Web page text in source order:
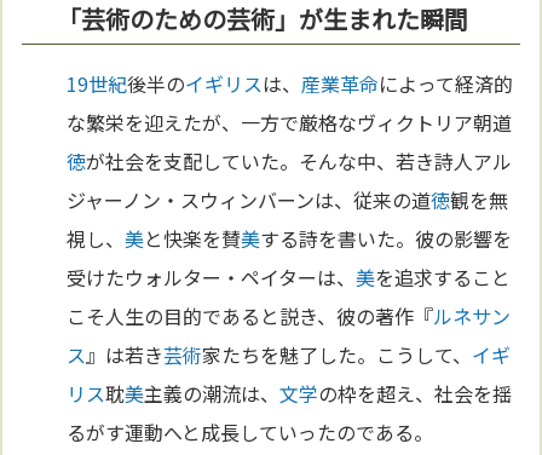
「芸術のための芸術」が生まれた瞬間
19世紀後半のイギリスは、産業革命によって経済的
な繁栄を迎えたが、一方で厳格なヴィクトリア朝道
徳が社会を支配していた。そんな中、若き詩人アル
ジャーノン・スウィンバーンは、従来の道徳観を無
視し、美と快楽を賛美する詩を書いた。彼の影響を
受けたウォルター・ペイターは、美を追求すること
こそ人生の目的であると説き、彼の著作『ルネサン
ス』は若き芸術家たちを魅了した。こうして、 イギ
リス耽美主義の潮流は、文学の枠を超え、社会を揺
るがす運動へと成長していったのである。